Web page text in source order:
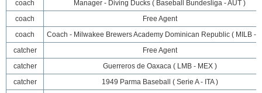
coach
Manager - Diving Ducks ( Baseball Bundesliga - AUT )
coach
Free Agent
coach
Coach - Milwakee Brewers Academy Dominican Republic ( MILB -
catcher
Free Agent
catcher
Guerreros de Oaxaca ( LMB - MEX )
catcher
1949 Parma Baseball ( Serie A - ITA )